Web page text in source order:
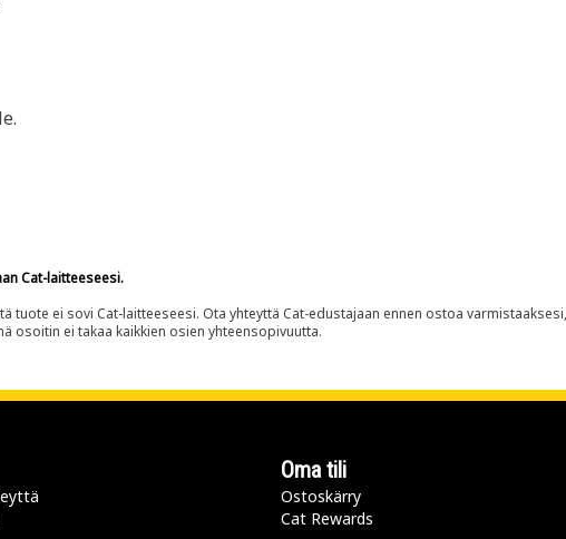
Cat-laitteeseesi.
ei sovi Cat-laitteeseesi. Ota yhteyttä Cat-edustajaan ennen ostoa
osoitin ei takaa kaikkien osien yhteensopivuutta.
Oma tili
Ostoskärry
Cat Rewards